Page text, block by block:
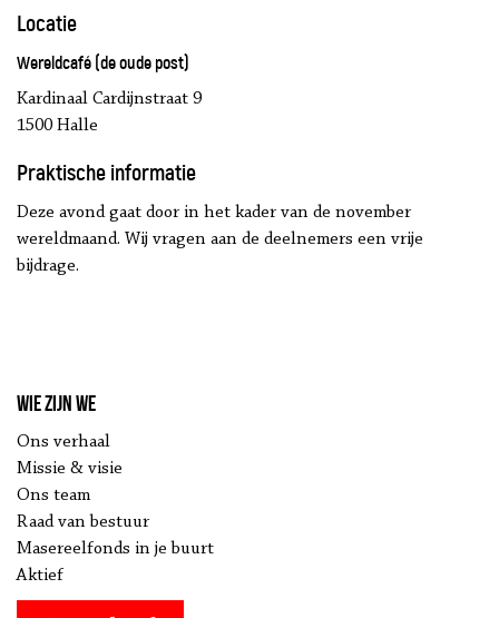
Locatie
Wereldcafé (de oude post)
Kardinaal Cardijnstraat 9
1500 Halle
Praktische informatie
Deze avond gaat door in het kader van de november
wereldmaand. Wij vragen aan de deelnemers een vrije
bijdrage.
Wie zijn we
Ons verhaal
Missie & visie
Ons team
Raad van bestuur
Masereelfonds in je buurt
Aktief